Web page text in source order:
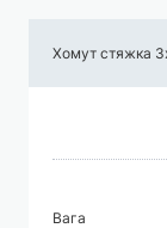
Хомут стяжка
Вага